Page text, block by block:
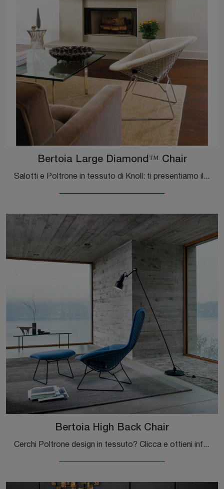
Bertoia Large Diamond™ Chair
Salotti e Poltrone in tessuto di Knoll: ti presentiamo il modello Bertoia Large Diamond™ Chair in tessuto per impreziosire i tuoi spazi.
Bertoia High Back Chair
Cerchi Poltrone design in tessuto? Clicca e ottieni informazioni sul modello Bertoia High Back Chair di Knoll.